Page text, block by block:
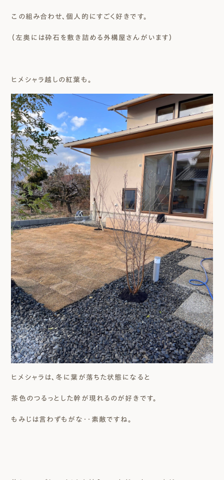
この組み合わせ、個人的にすごく好きです。
（左奥には砕石を敷き詰める外構屋さんがいます）
ヒメシャラ越しの紅葉も。
ヒメシャラは、冬に葉が落ちた状態になると
茶色のつるっとした幹が現れるのが好きです。
もみじは言わずもがな・・素敵ですね。